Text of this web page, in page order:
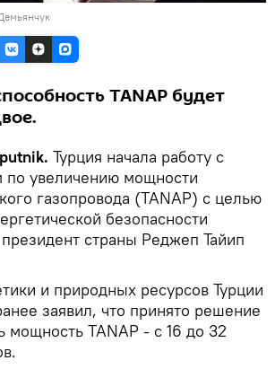
TANAP будет
Турция начала работу с
увеличению мощности
газопровода (TANAP) с целью
безопасности
страны Реджеп Тайип
и природных ресурсов Турции
заявил, что принято решение
мощность TANAP - с 16 до 32